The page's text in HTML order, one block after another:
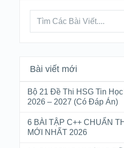
Bài viết mới
Bộ 21 Đề Thi HSG Tin
2026 – 2027 (Có Đáp Án)
6 BÀI TẬP C++ CHUẨN
MỚI NHẤT 2026